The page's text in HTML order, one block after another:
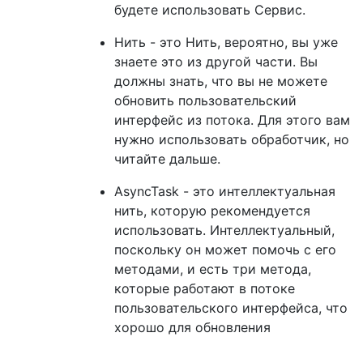
будете использовать Сервис.
Нить - это Нить, вероятно, вы уже
знаете это из другой части. Вы
должны знать, что вы не можете
обновить пользовательский
интерфейс из потока. Для этого вам
нужно использовать обработчик, но
читайте дальше.
AsyncTask - это интеллектуальная
нить, которую рекомендуется
использовать. Интеллектуальный,
поскольку он может помочь с его
методами, и есть три метода,
которые работают в потоке
пользовательского интерфейса, что
хорошо для обновления